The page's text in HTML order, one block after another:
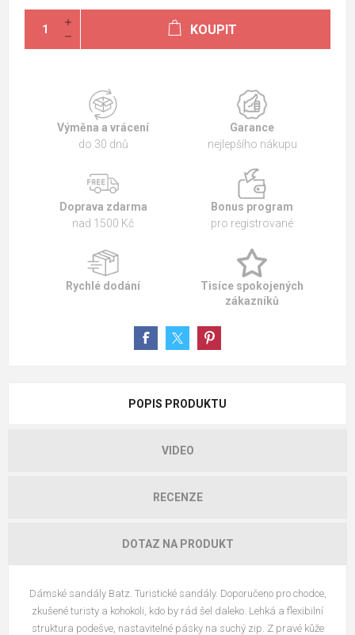
KOUPIT
Výměna a vrácení
do 30 dnů
Garance
nejlepšího nákupu
Doprava zdarma
nad 1500 Kč
Bonus program
pro registrované
Rychlé dodání
Tisíce spokojených
zákazníků
POPIS PRODUKTU
VIDEO
RECENZE
DOTAZ NA PRODUKT
Dámské sandály Batz. Turistické sandály. Doporučeno pro chodce,
zkušené turisty a kohokoli, kdo by rád šel daleko. Lehká a flexibilní
struktura podešve, nastavitelné pásky na suchý zip. Z pravé kůže